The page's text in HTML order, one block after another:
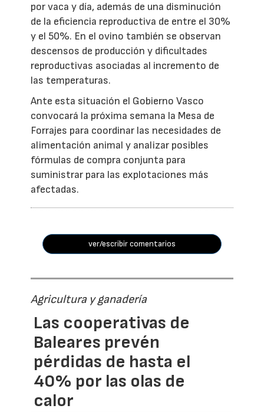
por vaca y día, además de una disminución
de la eficiencia reproductiva de entre el 30%
y el 50%. En el ovino también se observan
descensos de producción y dificultades
reproductivas asociadas al incremento de
las temperaturas.
Ante esta situación el Gobierno Vasco
convocará la próxima semana la Mesa de
Forrajes para coordinar las necesidades de
alimentación animal y analizar posibles
fórmulas de compra conjunta para
suministrar para las explotaciones más
afectadas.
ver/escribir comentarios
Agricultura y ganadería
Las cooperativas de
Baleares prevén
pérdidas de hasta el
40% por las olas de
calor